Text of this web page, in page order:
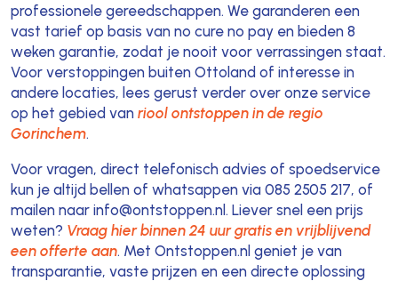
professionele gereedschappen. We garanderen een
vast tarief op basis van no cure no pay en bieden 8
weken garantie, zodat je nooit voor verrassingen staat.
Voor verstoppingen buiten Ottoland of interesse in
andere locaties, lees gerust verder over onze service
op het gebied van riool ontstoppen in de regio
Gorinchem.
Voor vragen, direct telefonisch advies of spoedservice
kun je altijd bellen of whatsappen via 085 2505 217, of
mailen naar info@ontstoppen.nl. Liever snel een prijs
weten? Vraag hier binnen 24 uur gratis en vrijblijvend
een offerte aan. Met Ontstoppen.nl geniet je van
transparantie, vaste prijzen en een directe oplossing